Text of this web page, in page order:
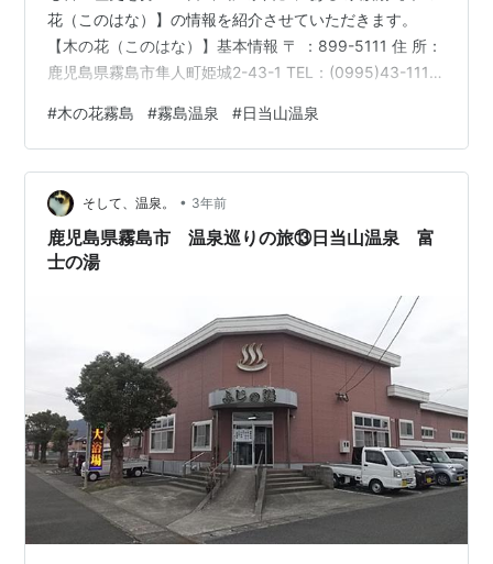
花（このはな）】の情報を紹介させていただきます。
【木の花（このはな）】基本情報 〒 ：899-5111 住 所：
鹿児島県霧島市隼人町姫城2-43-1 TEL：(0995)43-1113
でも古い歴史を日当山(ひなたやま）温泉郷。 美肌効果の
あるナトリウム一炭酸水素塩のお湯が肌の不要な角質や
汚れを取り、 肌をツルツルにしてくれます。 湯の温度は
高く、露天と足湯は源泉100％かけ流し温泉。 地下水を
混ぜたい方はお好みで温度を…
#木の花霧島 #霧島温泉 #日当山温泉
そして、温泉。 • 3年前
鹿児島県霧島市 温泉巡りの旅⑬日当山温泉 富
士の湯